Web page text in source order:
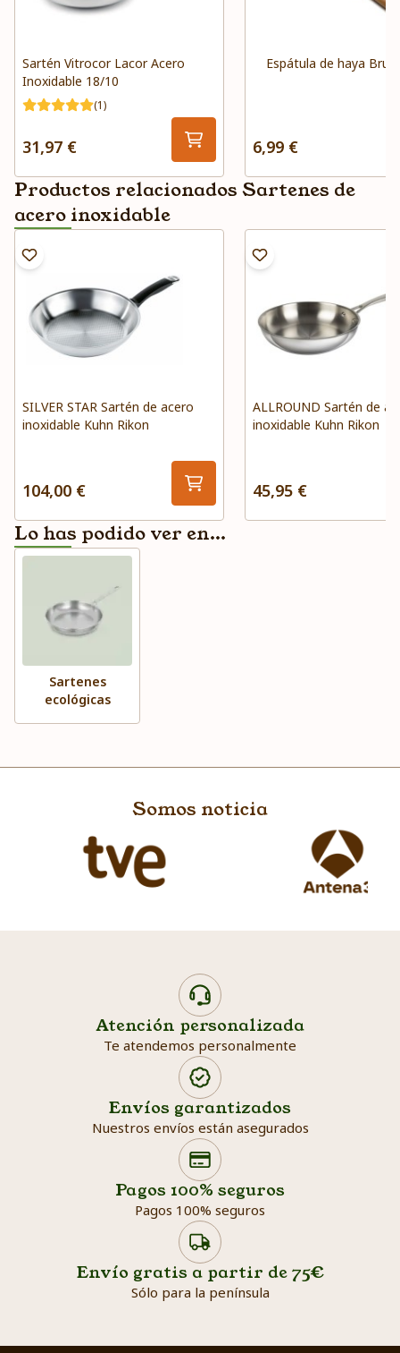
Sartén Vitrocor Lacor Acero
Inoxidable 18/10
(1)
31,97 €
Espátula de haya
6,99 €
Productos relacionados Sartenes de
acero inoxidable
SILVER STAR Sartén de acero
inoxidable Kuhn Rikon
104,00 €
ALLROUND Sartén de
inoxidable Kuhn Rikon
45,95 €
Lo has podido ver en...
Sartenes
ecológicas
Somos noticia
Atención personalizada
Te atendemos personalmente
Envíos garantizados
Nuestros envíos están asegurados
Pagos 100% seguros
Pagos 100% seguros
Envío gratis a partir de 75€
Sólo para la península
Search products